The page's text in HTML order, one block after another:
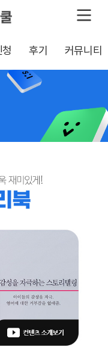
후기 커뮤니티